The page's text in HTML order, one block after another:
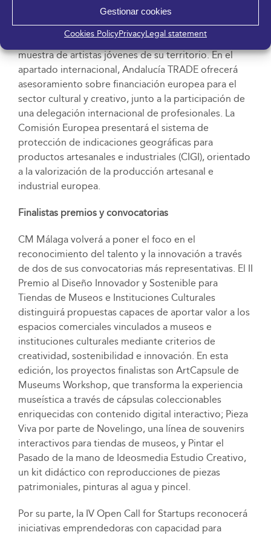
Gestionar cookies
Cookies PolicyPrivacyLegal statement
empresariales culturales. También la Junta de Castilla-
La Mancha participará con un espacio para
instituciones culturales y museos, además de una
muestra de artistas jóvenes de su territorio. En el
apartado internacional, Andalucía TRADE ofrecerá
asesoramiento sobre financiación europea para el
sector cultural y creativo, junto a la participación de
una delegación internacional de profesionales. La
Comisión Europea presentará el sistema de
protección de indicaciones geográficas para
productos artesanales e industriales (CIGI), orientado
a la valorización de la producción artesanal e
industrial europea.
Finalistas premios y convocatorias
CM Málaga volverá a poner el foco en el
reconocimiento del talento y la innovación a través
de dos de sus convocatorias más representativas. El II
Premio al Diseño Innovador y Sostenible para
Tiendas de Museos e Instituciones Culturales
distinguirá propuestas capaces de aportar valor a los
espacios comerciales vinculados a museos e
instituciones culturales mediante criterios de
creatividad, sostenibilidad e innovación. En esta
edición, los proyectos finalistas son ArtCapsule de
Museums Workshop, que transforma la experiencia
museística a través de cápsulas coleccionables
enriquecidas con contenido digital interactivo; Pieza
Viva por parte de Novelingo, una línea de souvenirs
interactivos para tiendas de museos, y Pintar el
Pasado de la mano de Ideosmedia Estudio Creativo,
un kit didáctico con reproducciones de piezas
patrimoniales, pinturas al agua y pincel.
Por su parte, la IV Open Call for Startups reconocerá
iniciativas emprendedoras con capacidad para